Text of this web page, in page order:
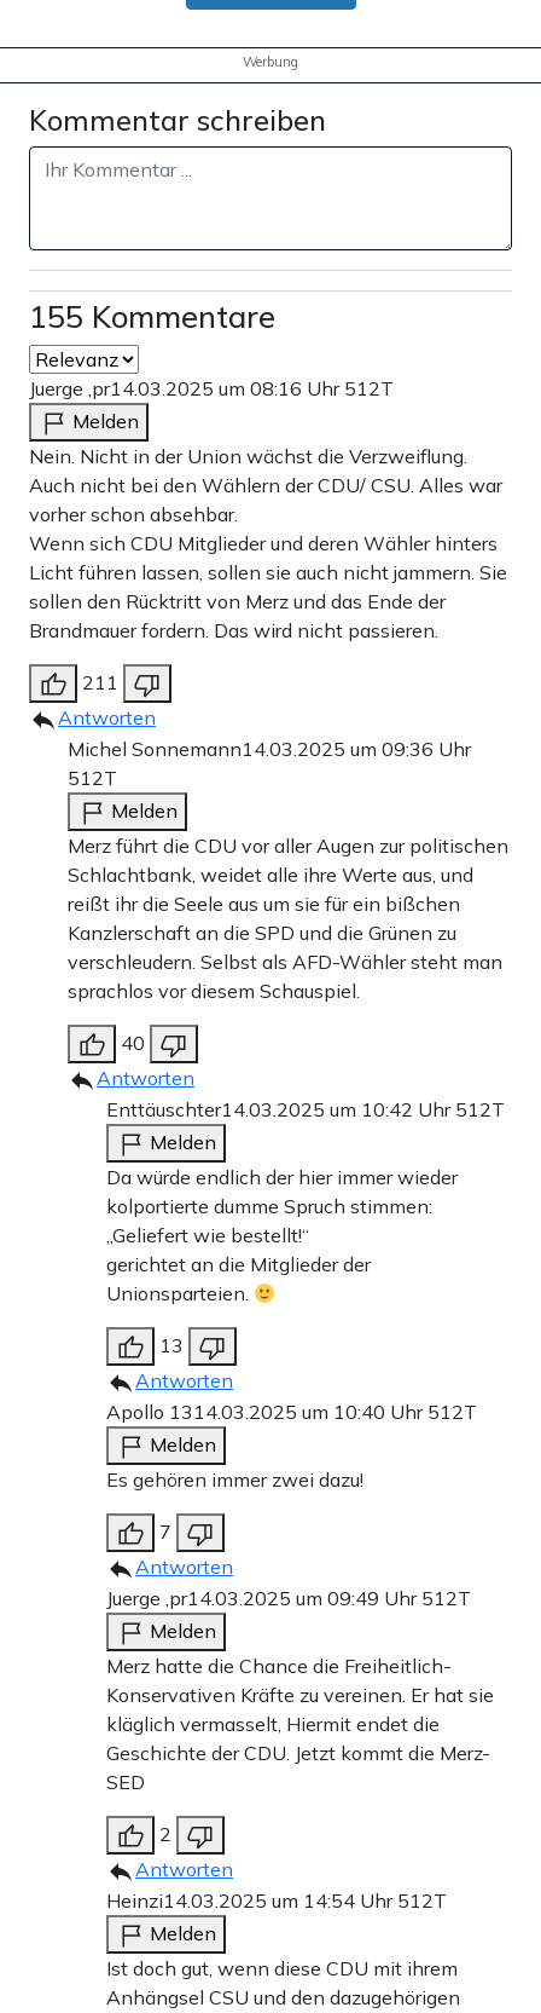
Werbung
Kommentar schreiben
155 Kommentare
Juerge ,pr14.03.2025 um 08:16 Uhr 512T
Melden
Nein. Nicht in der Union wächst die Verzweiflung.
Auch nicht bei den Wählern der CDU/ CSU. Alles war
vorher schon absehbar.
Wenn sich CDU Mitglieder und deren Wähler hinters
Licht führen lassen, sollen sie auch nicht jammern. Sie
sollen den Rücktritt von Merz und das Ende der
Brandmauer fordern. Das wird nicht passieren.
211
Antworten
Michel Sonnemann14.03.2025 um 09:36 Uhr
512T
Melden
Merz führt die CDU vor aller Augen zur politischen
Schlachtbank, weidet alle ihre Werte aus, und
reißt ihr die Seele aus um sie für ein bißchen
Kanzlerschaft an die SPD und die Grünen zu
verschleudern. Selbst als AFD-Wähler steht man
sprachlos vor diesem Schauspiel.
40
Antworten
Enttäuschter14.03.2025 um 10:42 Uhr 512T
Melden
Da würde endlich der hier immer wieder
kolportierte dumme Spruch stimmen:
„Geliefert wie bestellt!“
gerichtet an die Mitglieder der
Unionsparteien.
13
Antworten
Apollo 13 14.03.2025 um 10:40 Uhr 512T
Melden
Es gehören immer zwei dazu!
7
Antworten
Juerge ,pr14.03.2025 um 09:49 Uhr 512T
Melden
Merz hatte die Chance die Freiheitlich-
Konservativen Kräfte zu vereinen. Er hat sie
kläglich vermasselt, Hiermit endet die
Geschichte der CDU. Jetzt kommt die Merz-
SED
2
Antworten
Heinzi14.03.2025 um 14:54 Uhr 512T
Melden
Ist doch gut, wenn diese CDU mit ihrem
Anhängsel CSU und den dazugehörigen